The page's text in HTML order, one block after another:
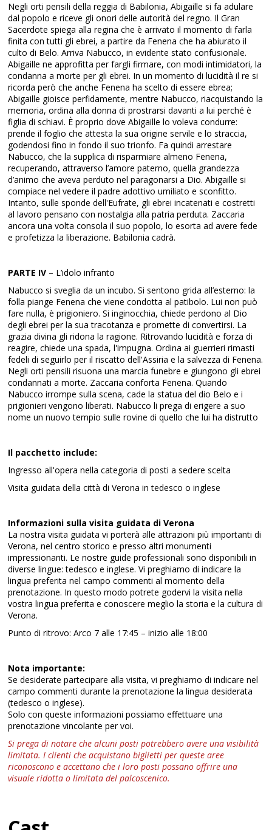
Negli orti pensili della reggia di Babilonia, Abigaille si fa adulare
dal popolo e riceve gli onori delle autorità del regno. Il Gran
Sacerdote spiega alla regina che è arrivato il momento di farla
finita con tutti gli ebrei, a partire da Fenena che ha abiurato il
culto di Belo. Arriva Nabucco, in evidente stato confusionale.
Abigaille ne approfitta per fargli firmare, con modi intimidatori, la
condanna a morte per gli ebrei. In un momento di lucidità il re si
ricorda però che anche Fenena ha scelto di essere ebrea;
Abigaille gioisce perfidamente, mentre Nabucco, riacquistando la
memoria, ordina alla donna di prostrarsi davanti a lui perché è
figlia di schiavi. È proprio dove Abigaille lo voleva condurre:
prende il foglio che attesta la sua origine servile e lo straccia,
godendosi fino in fondo il suo trionfo. Fa quindi arrestare
Nabucco, che la supplica di risparmiare almeno Fenena,
recuperando, attraverso l’amore paterno, quella grandezza
d’animo che aveva perduto nel paragonarsi a Dio. Abigaille si
compiace nel vedere il padre adottivo umiliato e sconfitto.
Intanto, sulle sponde dell'Eufrate, gli ebrei incatenati e costretti
al lavoro pensano con nostalgia alla patria perduta. Zaccaria
ancora una volta consola il suo popolo, lo esorta ad avere fede
e profetizza la liberazione. Babilonia cadrà.
PARTE IV – L’idolo infranto
Nabucco si sveglia da un incubo. Si sentono grida all’esterno: la
folla piange Fenena che viene condotta al patibolo. Lui non può
fare nulla, è prigioniero. Si inginocchia, chiede perdono al Dio
degli ebrei per la sua tracotanza e promette di convertirsi. La
grazia divina gli ridona la ragione. Ritrovando lucidità e forza di
reagire, chiede una spada, l'impugna. Ordina ai guerrieri rimasti
fedeli di seguirlo per il riscatto dell'Assiria e la salvezza di Fenena.
Negli orti pensili risuona una marcia funebre e giungono gli ebrei
condannati a morte. Zaccaria conforta Fenena. Quando
Nabucco irrompe sulla scena, cade la statua del dio Belo e i
prigionieri vengono liberati. Nabucco li prega di erigere a suo
nome un nuovo tempio sulle rovine di quello che lui ha distrutto
Il pacchetto include:
Ingresso all'opera nella categoria di posti a sedere scelta
Visita guidata della città di Verona in tedesco o inglese
Informazioni sulla visita guidata di Verona
La nostra visita guidata vi porterà alle attrazioni più importanti di
Verona, nel centro storico e presso altri monumenti
impressionanti. Le nostre guide professionali sono disponibili in
diverse lingue: tedesco e inglese. Vi preghiamo di indicare la
lingua preferita nel campo commenti al momento della
prenotazione. In questo modo potrete godervi la visita nella
vostra lingua preferita e conoscere meglio la storia e la cultura di
Verona.
Punto di ritrovo: Arco 7 alle 17:45 – inizio alle 18:00
Nota importante:
Se desiderate partecipare alla visita, vi preghiamo di indicare nel
campo commenti durante la prenotazione la lingua desiderata
(tedesco o inglese).
Solo con queste informazioni possiamo effettuare una
prenotazione vincolante per voi.
Si prega di notare che alcuni posti potrebbero avere una visibilità
limitata. I clienti che acquistano biglietti per queste aree
riconoscono e accettano che i loro posti possano offrire una
visuale ridotta o limitata del palcoscenico.